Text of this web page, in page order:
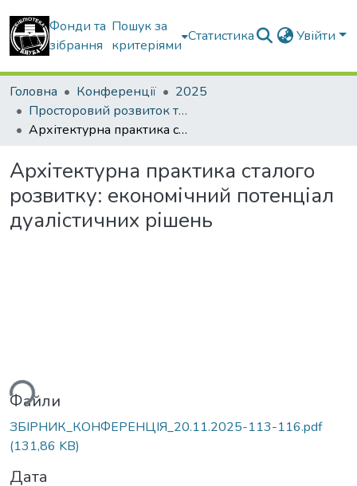
Фонди та
зібрання
Пошук за
критеріями
Статистика Увійти
Головна Конференції
2025
Просторовий розвиток територій: Традиції та інновації
Архітектурна практика сталого розвитку: економічний потенціал дуалістичних рішень
Архітектурна практика сталого
розвитку: економічний потенціал
дуалістичних рішень
Файли
ЗБІРНИК_КОНФЕРЕНЦІЯ_20.11.2025-113-116.pdf
(131,86 KB)
Дата